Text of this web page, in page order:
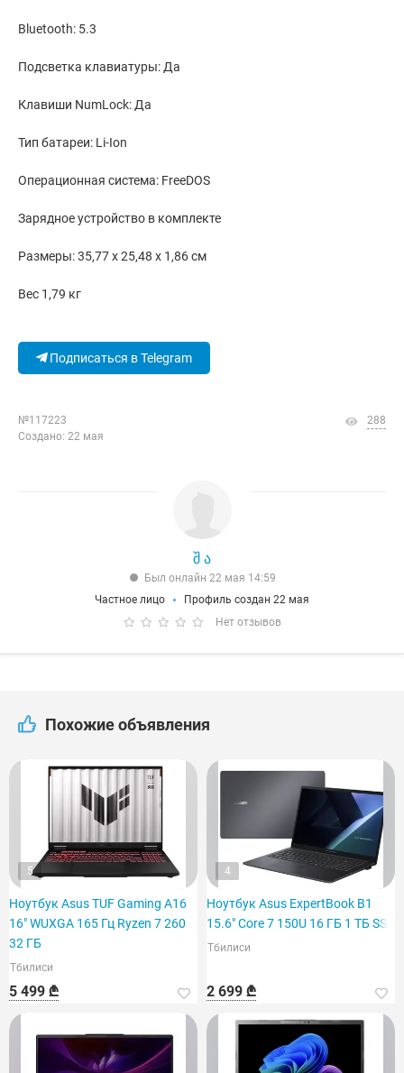
Bluetooth: 5.3
Подсветка клавиатуры: Да
Клавиши NumLock: Да
Тип батареи: Li-Ion
Операционная система: FreeDOS
Зарядное устройство в комплекте
Размеры: 35,77 x 25,48 x 1,86 см
Вес 1,79 кг
Подписаться в Telegram
№117223
Создано: 22 мая
288
შ ა
Был онлайн 22 мая 14:59
Частное лицо
Профиль создан 22 мая
Нет отзывов
Похожие объявления
5
Ноутбук Asus TUF Gaming A16
16" WUXGA 165 Гц Ryzen 7 260
32 ГБ
Тбилиси
5 499 ₾
4
Ноутбук Asus ExpertBook B1
15.6" Core 7 150U 16 ГБ 1 ТБ SSD
Тбилиси
2 699 ₾